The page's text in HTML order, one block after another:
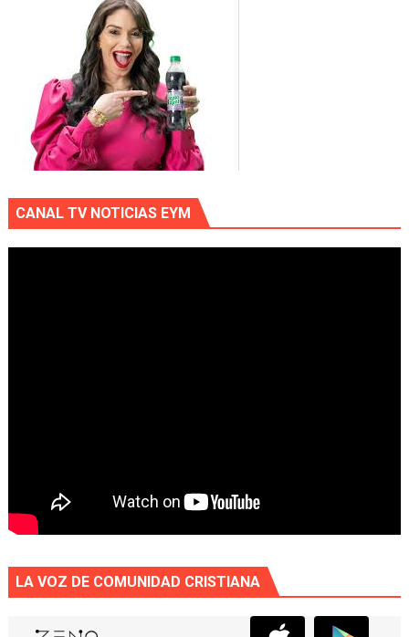
CANAL TV NOTICIAS EYM
LA VOZ DE COMUNIDAD CRISTIANA